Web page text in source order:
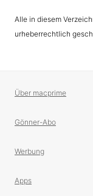
Alle in diesem
urheberrechtlich
Über macprime
Gönner-Abo
Werbung
Apps